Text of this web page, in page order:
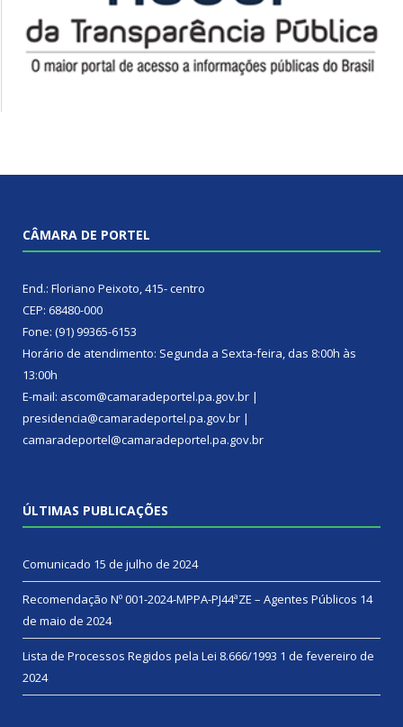
CÂMARA DE PORTEL
End.: Floriano Peixoto, 415- centro
CEP: 68480-000
Fone: (91) 99365-6153
Horário de atendimento: Segunda a Sexta-feira, das 8:00h às
13:00h
E-mail: ascom@camaradeportel.pa.gov.br |
presidencia@camaradeportel.pa.gov.br |
camaradeportel@camaradeportel.pa.gov.br
ÚLTIMAS PUBLICAÇÕES
Comunicado 15 de julho de 2024
Recomendação Nº 001-2024-MPPA-PJ44ªZE – Agentes Públicos 14
de maio de 2024
Lista de Processos Regidos pela Lei 8.666/1993 1 de fevereiro de
2024